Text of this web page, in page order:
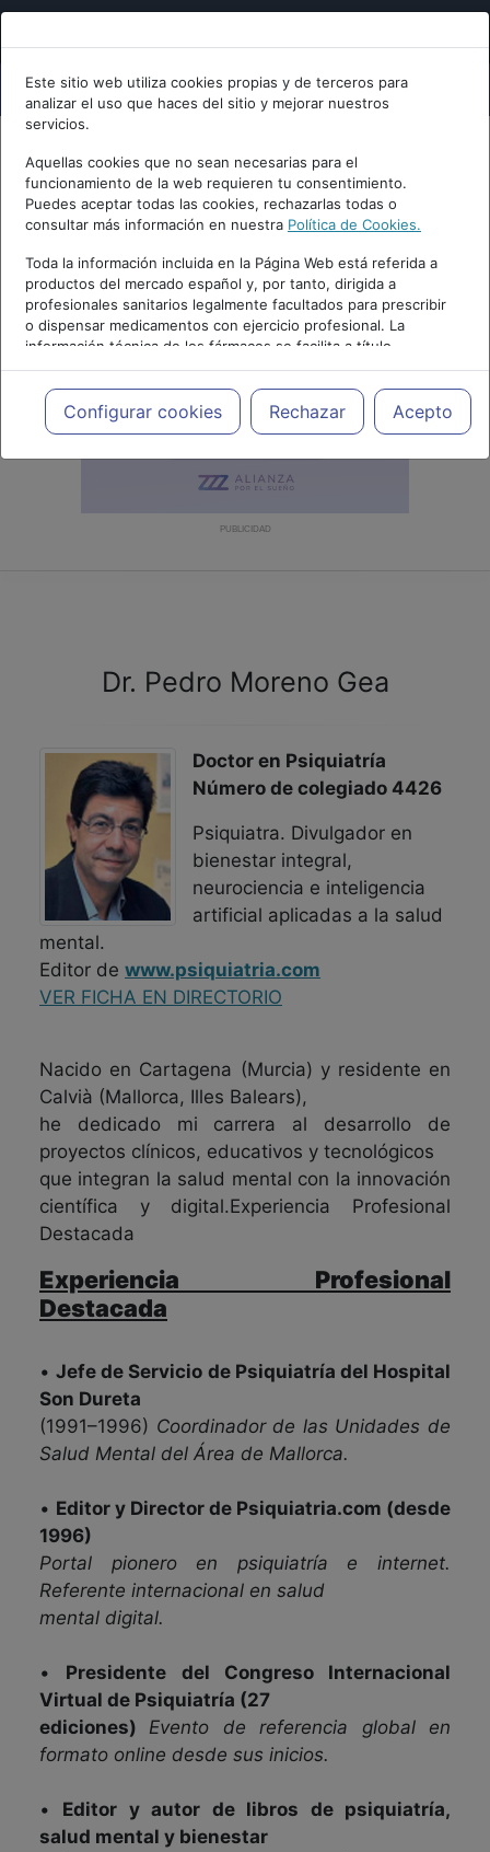
Este sitio web utiliza cookies propias y de terceros para
analizar el uso que haces del sitio y mejorar nuestros
servicios.
Aquellas cookies que no sean necesarias para el
funcionamiento de la web requieren tu consentimiento.
Puedes aceptar todas las cookies, rechazarlas todas o
consultar más información en nuestra Política de Cookies.
Toda la información incluida en la Página Web está referida a
productos del mercado español y, por tanto, dirigida a
profesionales sanitarios legalmente facultados para prescribir
o dispensar medicamentos con ejercicio profesional. La
información técnica de los fármacos se facilita a título
meramente informativo, siendo responsabilidad de los
profesionales facultados prescribir medicamentos y decidir, en
cada caso concreto, el tratamiento más adecuado a las
necesidades del paciente.
Configurar cookies Rechazar Acepto
PUBLICIDAD
Dr. Pedro Moreno Gea
Doctor en Psiquiatría
Número de colegiado 4426
Psiquiatra. Divulgador en
bienestar integral,
neurociencia e inteligencia
artificial aplicadas a la salud
mental.
Editor de www.psiquiatria.com
VER FICHA EN DIRECTORIO
Nacido en Cartagena (Murcia) y residente en
Calvià (Mallorca, Illes Balears),
he dedicado mi carrera al desarrollo de
proyectos clínicos, educativos y tecnológicos
que integran la salud mental con la innovación
científica y digital.Experiencia Profesional
Destacada
Experiencia Profesional
Destacada
•Jefe de Servicio de Psiquiatría del Hospital
Son Dureta
(1991–1996) Coordinador de las Unidades de
Salud Mental del Área de Mallorca.
• Editor y Director de Psiquiatria.com (desde
1996)
Portal pionero en psiquiatría e internet.
Referente internacional en salud
mental digital.
• Presidente del Congreso Internacional
Virtual de Psiquiatría (27
ediciones) Evento de referencia global en
formato online desde sus inicios.
• Editor y autor de libros de psiquiatría,
salud mental y bienestar